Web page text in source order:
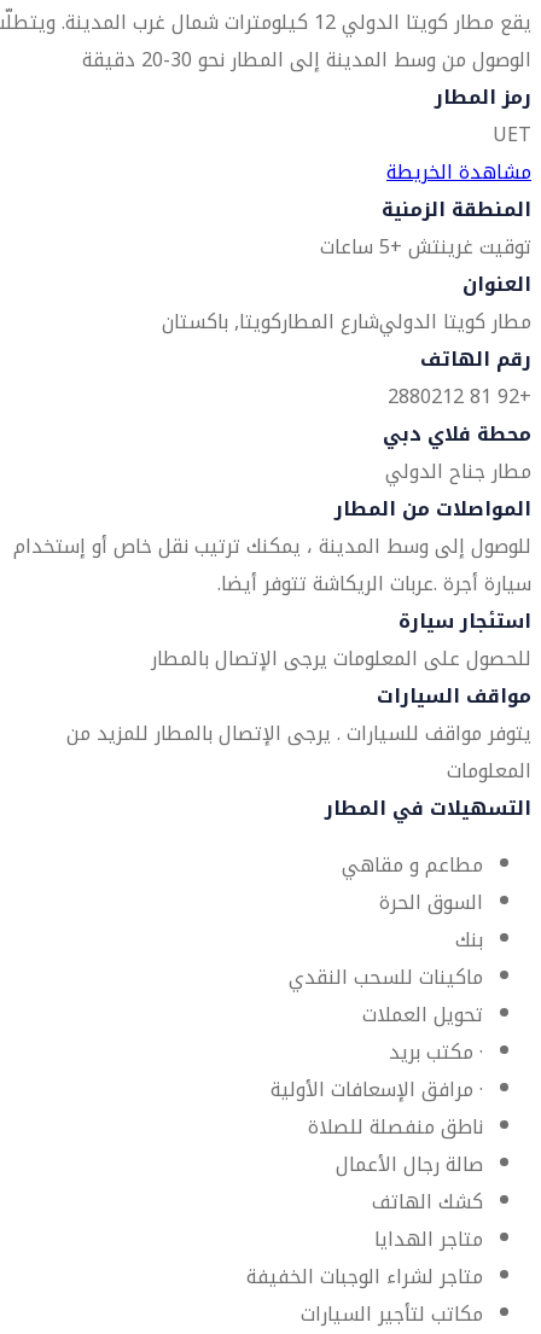
يقع مطار كويتا الدولي 12 كيلومترات شمال غرب المدينة.
الوصول من وسط المدينة إلى المطار نحو 30-20 دقيقة
رمز المطار
UET
مشاهدة الخريطة
المنطقة الزمنية
توقيت غرينتش +5 ساعات
العنوان
مطار كويتا الدوليشارع المطاركويتا, باكستان
رقم الهاتف
+92 81 2880212
محطة فلاي دبي
مطار جناح الدولي
المواصلات من المطار
للوصول إلى وسط المدينة ، يمكنك ترتيب نقل خاص أو إستخدام
سيارة أجرة .عربات الريكاشة تتوفر أيضا.
استئجار سيارة
للحصول على المعلومات يرجى الإتصال بالمطار
مواقف السيارات
يتوفر مواقف للسيارات . يرجى الإتصال بالمطار للمزيد من
المعلومات
التسهيلات في المطار
مطاعم و مقاهي
السوق الحرة
بنك
ماكينات للسحب النقدي
تحويل العملات
· مكتب بريد
· مرافق الإسعافات الأولية
ناطق منفصلة للصلاة
صالة رجال الأعمال
كشك الهاتف
متاجر الهدايا
متاجر لشراء الوجبات الخفيفة
مكاتب لتأجير السيارات